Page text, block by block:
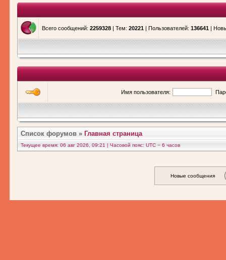
Всего сообщений: 2259328 | Тем: 20221 | Пользователей: 136641 |
Имя пользователя:
Список форумов » Главная страница
Текущее время: 06 авг 2026, 09:21 | Часовой пояс: UTC − 6 часов
Новые сообщения